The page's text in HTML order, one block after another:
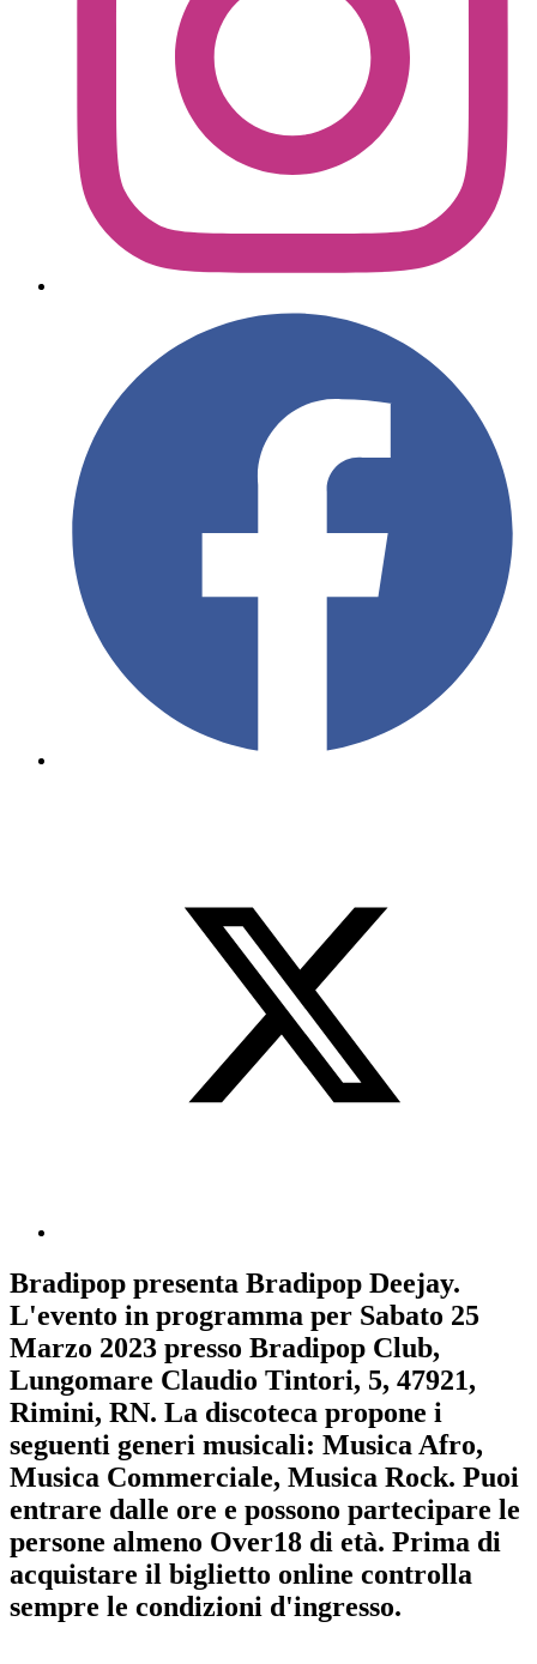
Bradipop presenta Bradipop Deejay.
L'evento in programma per Sabato 25
Marzo 2023 presso Bradipop Club,
Lungomare Claudio Tintori, 5, 47921,
Rimini, RN. La discoteca propone i
seguenti generi musicali: Musica Afro,
Musica Commerciale, Musica Rock. Puoi
entrare dalle ore e possono partecipare le
persone almeno Over18 di età. Prima di
acquistare il biglietto online controlla
sempre le condizioni d'ingresso.